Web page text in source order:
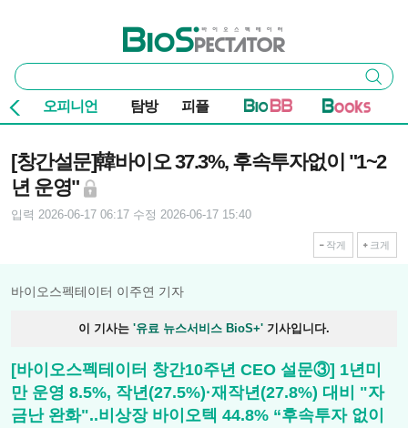
바이오스펙테이터
통
합
검
색
검색
오피니언 탐방 피플
[창간설문]韓바이오 37.3%, 후속투자없이 "1~2
년 운영"
입력 2026-06-17 06:17 수정 2026-06-17 15:40
작게 크게
바이오스펙테이터 이주연 기자
이 기사는 '유료 뉴스서비스 BioS+' 기사입니다.
[바이오스펙테이터 창간10주년 CEO 설문③] 1년미
만 운영 8.5%, 작년(27.5%)·재작년(27.8%) 대비 "자
금난 완화"..비상장 바이오텍 44.8% “후속투자 없이